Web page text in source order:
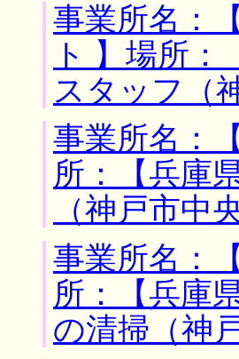
事業所名：
ト 】場所
スタッフ（
事業所名：
所：【兵庫
（神戸市中
事業所名：
所：【兵庫
の清掃（神